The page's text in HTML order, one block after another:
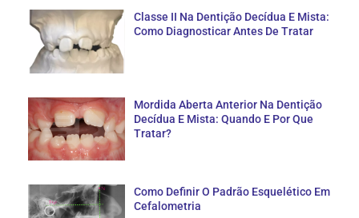
Classe II Na Dentição Decídua E Mista:
Como Diagnosticar Antes De Tratar
Mordida Aberta Anterior Na Dentição
Decídua E Mista: Quando E Por Que
Tratar?
Como Definir O Padrão Esquelético Em
Cefalometria